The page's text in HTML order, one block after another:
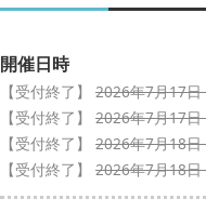
開催日時
【受付終了】 2026年7月17
【受付終了】 2026年7月17
【受付終了】 2026年7月18
【受付終了】 2026年7月18